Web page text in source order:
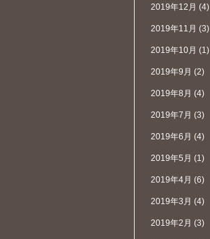
2019年12月 (4)
2019年11月 (3)
2019年10月 (1)
2019年9月 (2)
2019年8月 (4)
2019年7月 (3)
2019年6月 (4)
2019年5月 (1)
2019年4月 (6)
2019年3月 (4)
2019年2月 (3)